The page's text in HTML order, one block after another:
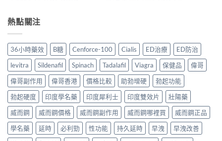
熱點關注
36小時藥效 B糖 Cenforce-100 Cialis ED治療
ED防治
levitra
Sildenafil Spinach Tadalafil Viagra 保健品
偉哥
偉哥副作用
偉哥香港 價格比較 助勃增硬
勃起功能
勃起硬度
印度學名藥 印度犀利士 印度雙效片
壯陽藥
威而鋼
威而鋼價格 威而鋼副作用 威而鋼哪裡買
威而鋼正品
學名藥
延時 必利勁 性功能 持久延時 早洩
早洩改善